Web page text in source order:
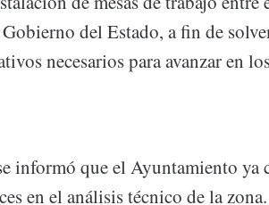
del Estado, a fin de
necesarios para avanzar en
informó que el Ayuntamiento ya
en el análisis técnico de la